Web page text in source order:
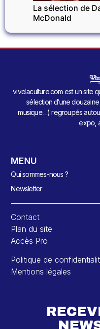
La sélection de
McDonald
vivelaculture.com est un site
sélection d’une
musique…) regroupés
expo,
MENU
Qui sommes-nous ?
Newsletter
Contact
Plan du site
Accès Pro
Politique de
Mentions légales